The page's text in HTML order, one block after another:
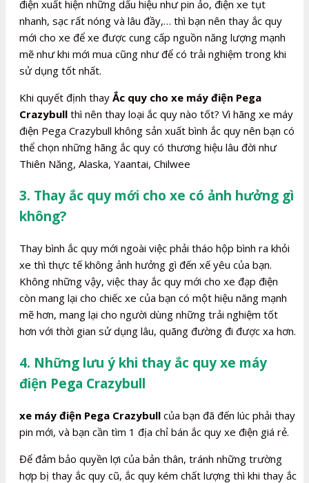
điện xuất hiện những dấu hiệu như pin ảo, điện xe tụt
nhanh, sạc rất nóng và lâu đầy,… thì bạn nên thay ắc quy
mới cho xe để xe được cung cấp nguồn năng lượng mạnh
mẽ như khi mới mua cũng như để có trải nghiệm trong khi
sử dụng tốt nhất.
Khi quyết định thay Ắc quy cho xe máy điện Pega
Crazybull thì nên thay loại ắc quy nào tốt? Vì hãng xe máy
điện Pega Crazybull không sản xuất bình ắc quy nên bạn có
thể chọn những hãng ắc quy có thương hiệu lâu đời như
Thiên Năng, Alaska, Yaantai, Chilwee
3. Thay ắc quy mới cho xe có ảnh hưởng gì
không?
Thay bình ắc quy mới ngoài việc phải tháo hộp bình ra khỏi
xe thì thực tế không ảnh hưởng gì đến xế yêu của bạn.
Không những vậy, việc thay ắc quy mới cho xe đạp điện
còn mang lại cho chiếc xe của bạn có một hiệu năng mạnh
mẽ hơn, mang lại cho người dùng những trải nghiệm tốt
hơn với thời gian sử dụng lâu, quãng đường đi được xa hơn.
4. Những lưu ý khi thay ắc quy xe máy
điện Pega Crazybull
xe máy điện Pega Crazybull của bạn đã đến lúc phải thay
pin mới, và bạn cần tìm 1 địa chỉ bán ắc quy xe điện giá rẻ.
Để đảm bảo quyền lợi của bản thân, tránh những trường
hợp bị thay ắc quy cũ, ắc quy kém chất lượng thì khi thay ắc